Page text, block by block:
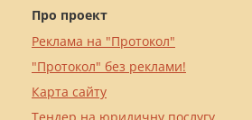
Про проект
Реклама на "Протокол"
"Протокол" без реклами!
Карта сайту